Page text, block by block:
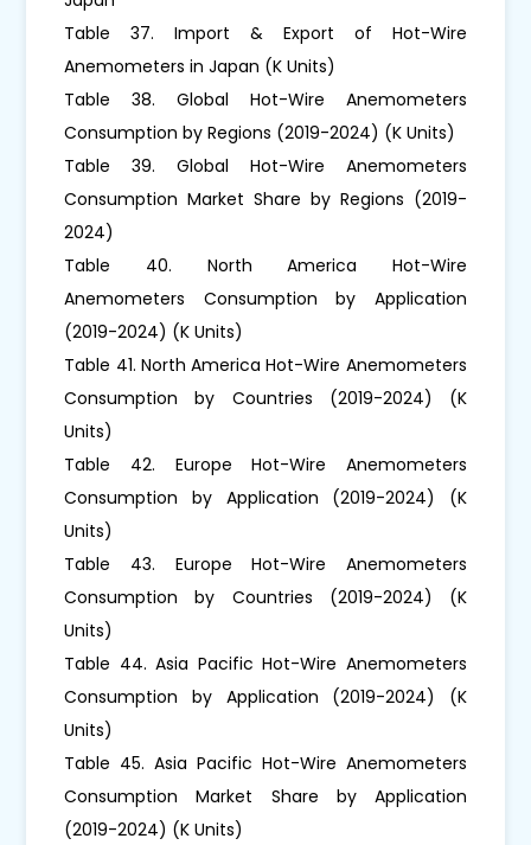
Table 37. Import & Export of Hot-Wire
Anemometers in Japan (K Units)
Table 38. Global Hot-Wire Anemometers
Consumption by Regions (2019-2024) (K Units)
Table 39. Global Hot-Wire Anemometers
Consumption Market Share by Regions (2019-
2024)
Table 40. North America Hot-Wire
Anemometers Consumption by Application
(2019-2024) (K Units)
Table 41. North America Hot-Wire Anemometers
Consumption by Countries (2019-2024) (K
Units)
Table 42. Europe Hot-Wire Anemometers
Consumption by Application (2019-2024) (K
Units)
Table 43. Europe Hot-Wire Anemometers
Consumption by Countries (2019-2024) (K
Units)
Table 44. Asia Pacific Hot-Wire Anemometers
Consumption by Application (2019-2024) (K
Units)
Table 45. Asia Pacific Hot-Wire Anemometers
Consumption Market Share by Application
(2019-2024) (K Units)